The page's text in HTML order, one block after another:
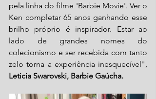
pela linha do filme 'Barbie Movie'. Ver o
Ken completar 65 anos ganhando esse
brilho próprio é inspirador. Estar ao
lado de grandes nomes do
colecionismo e ser recebida com tanto
Leticia Swarovski, Barbie Gaúcha.